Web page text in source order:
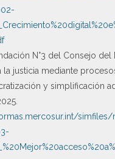
N°3 del Consejo del
la justicia mediante
y simplificación
simfiles/